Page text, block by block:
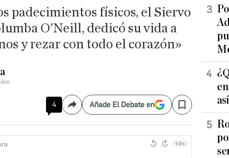
padecimientos físicos, el Siervo
O’Neill, dedicó su vida a
y rezar con todo el corazón»
4 CompartirAñade El Debate en Save